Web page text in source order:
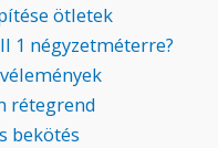
ötletek
1 négyzetméterre?
rétegrend
bekötés